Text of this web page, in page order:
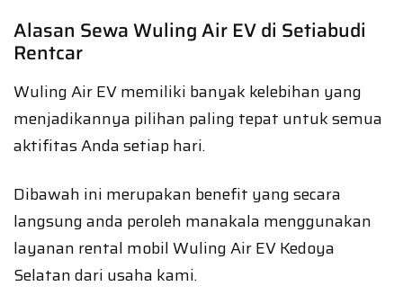
Alasan Sewa Wuling Air EV di Setiabudi
Rentcar
Wuling Air EV memiliki banyak kelebihan yang
menjadikannya pilihan paling tepat untuk semua
aktifitas Anda setiap hari.
Dibawah ini merupakan benefit yang secara
langsung anda peroleh manakala menggunakan
layanan rental mobil Wuling Air EV Kedoya
Selatan dari usaha kami.